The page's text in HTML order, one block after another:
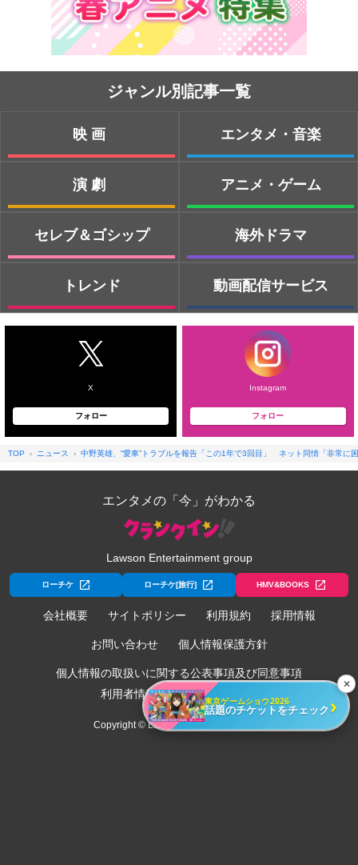
ジャンル別記事一覧
映画
演劇
セレブ＆ゴシップ
トレンド
エンタメ・音楽
アニメ・ゲーム
海外ドラマ
動画配信サービス
X
フォロー
Instagram
フォロー
TOP ニュース 中野英雄、“愛車”トラブルを報告「この1年で3回目」 ネット同情「非常に
エンタメの「今」がわかる
Lawson Entertainment group
ローチケ ローチケ[旅行] HMV&BOOKS
会社概要 サイトポリシー 利用規約 採用情報
お問い合わせ 個人情報保護方針
個人情報の取扱いに関する公表事項及び同意事項
利用者情報の外部送信について
Copyright © Lawson Entertainment, Inc.
✕
東京ゲームショウ2026
話題のチケットをチェック ›